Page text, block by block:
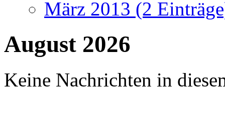
März 2013 (2
August 2026
Keine Nachrichten in